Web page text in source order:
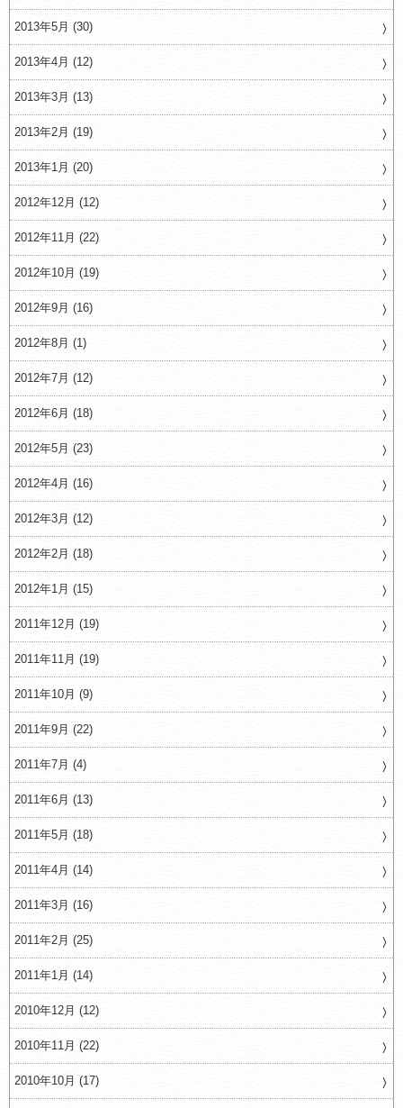
2013年5月 (30)
2013年4月 (12)
2013年3月 (13)
2013年2月 (19)
2013年1月 (20)
2012年12月 (12)
2012年11月 (22)
2012年10月 (19)
2012年9月 (16)
2012年8月 (1)
2012年7月 (12)
2012年6月 (18)
2012年5月 (23)
2012年4月 (16)
2012年3月 (12)
2012年2月 (18)
2012年1月 (15)
2011年12月 (19)
2011年11月 (19)
2011年10月 (9)
2011年9月 (22)
2011年7月 (4)
2011年6月 (13)
2011年5月 (18)
2011年4月 (14)
2011年3月 (16)
2011年2月 (25)
2011年1月 (14)
2010年12月 (12)
2010年11月 (22)
2010年10月 (17)